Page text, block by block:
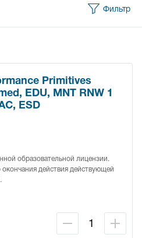
Фильтр
Primitives
EDU, MNT RNW 1
ESD
образовательной лицензии.
действия действующей